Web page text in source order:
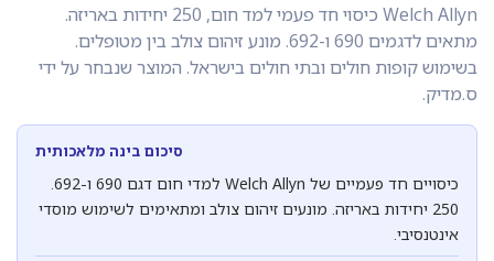
Welch Allyn כיסוי חד פעמי למד חום, 250 יחידות באריזה.
מתאים לדגמים 690 ו-692. מונע זיהום צולב בין מטופלים.
בשימוש קופות חולים ובתי חולים בישראל. המוצר שנבחר על ידי
ס.מדיק.
סיכום בינה מלאכותית
250 יחידות באריזה. מונעים זיהום צולב ומתאימים לשימוש מוסדי
אינטנסיבי.